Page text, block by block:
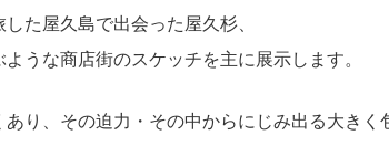
た屋久島で出会った屋久杉、
うな商店街のスケッチを主に展示します。
り、その迫力・その中からにじみ出る大きく